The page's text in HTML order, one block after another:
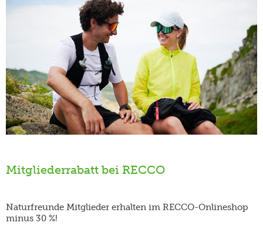
Mitgliederrabatt bei RECCO
Naturfreunde Mitglieder erhalten im RECCO-Onlineshop
minus 30 %!